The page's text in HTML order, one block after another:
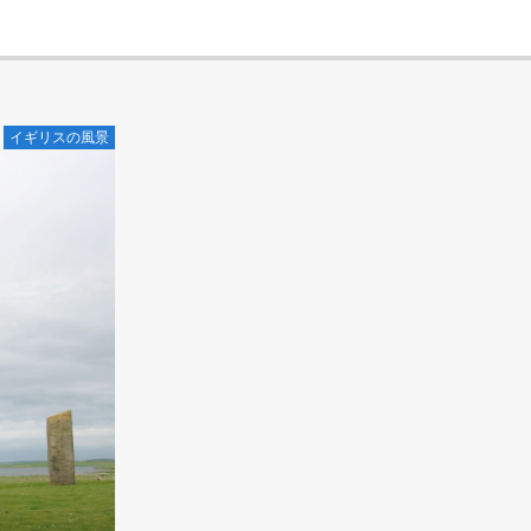
イギリスの風景